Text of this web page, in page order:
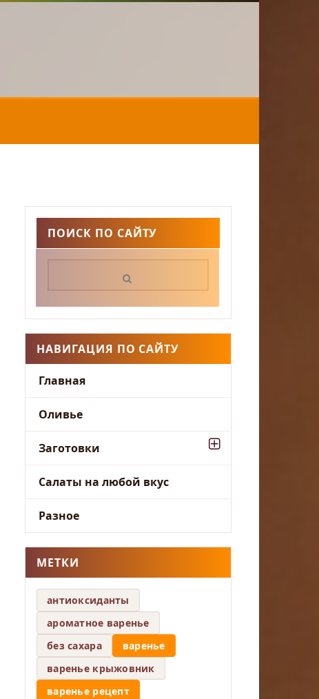
ПОИСК ПО САЙТУ
НАВИГАЦИЯ ПО САЙТУ
Главная
Оливье
Заготовки
Салаты на любой вкус
Разное
МЕТКИ
антиоксиданты
ароматное варенье
без сахара
варенье
варенье крыжовник
варенье рецепт